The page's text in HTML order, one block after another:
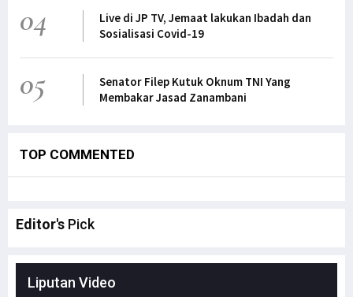
04
Live di JP TV, Jemaat lakukan Ibadah dan
Sosialisasi Covid-19
05
Senator Filep Kutuk Oknum TNI Yang
Membakar Jasad Zanambani
TOP COMMENTED
Editor's Pick
Liputan Video